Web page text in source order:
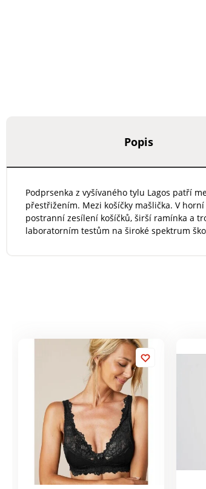
Popis
Podprsenka z vyšívaného tylu Lagos patří
přestřižením. Mezi košíčky mašlička. V
postranní zesílení košíčků, širší ramínka a
laboratorním testům na široké spektrum